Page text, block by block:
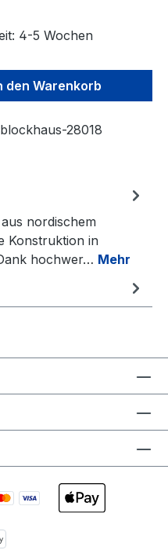
4-5 Wochen
den
den Warenkorb
28018
nordischem
Konstruktion in
hochwer… Mehr